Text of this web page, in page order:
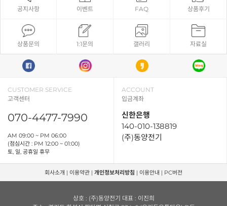
공지사항 이벤트 FAQ 상품후기
상품문의 1:1문의 갤러리 자료실
CUSTOMER SERVICE
고객센터
070-4477-7990
AM 09:00 ~ PM 06:00
(점심시간 : PM 12:00 ~ 01:00)
토, 일, 공휴일 휴무
ACCOUNT
입금계좌
신한은행
140-010-138819
(주)동양전기
회사소개 | 이용약관 | 개인정보처리방침 | 이용안내 | PC버전
상호 : (주)동양전기 대표 : 이진희